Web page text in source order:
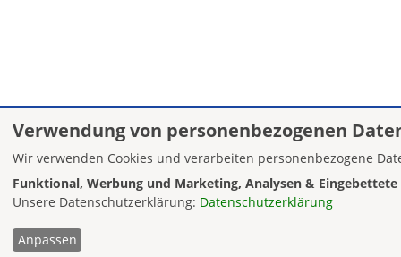
Verwendung von personenbezogenen
Wir verwenden Cookies und verarbeiten personenbezogene
Funktional, Werbung und Marketing, Analysen &
Unsere Datenschutzerklärung: Datenschutzerklärung
Anpassen